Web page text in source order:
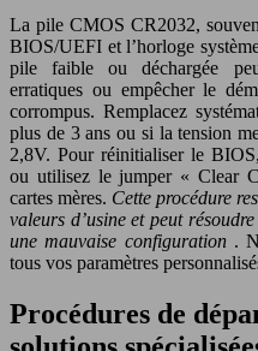
La pile CMOS CR2032,
BIOS/UEFI et l’horloge
pile faible ou déchargée
erratiques ou empêcher le
corrompus. Remplacez
plus de 3 ans ou si la tension
2,8V. Pour réinitialiser le
ou utilisez le jumper « Clear
cartes mères. Cette procédure
valeurs d’usine et peut
une mauvaise configuration .
tous vos paramètres
Procédures de